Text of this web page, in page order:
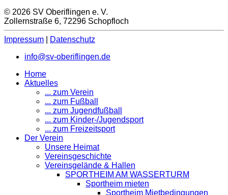
© 2026 SV Oberiflingen e. V.
Zollernstraße 6, 72296 Schopfloch
Impressum
Datenschutz
info@sv-oberiflingen.de
Home
Aktuelles
... zum Verein
... zum Fußball
... zum Jugendfußball
... zum Kinder-/Jugendsport
... zum Freizeitsport
Der Verein
Unsere Heimat
Vereinsgeschichte
Vereinsgelände & Hallen
SPORTHEIM AM WASSERTURM
Sportheim mieten
Sportheim Mietbedingungen